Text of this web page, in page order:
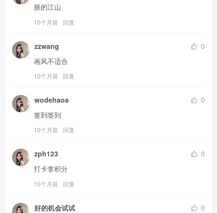
朕的江山
10个月前 回复
zzwang
0
画风不适合
10个月前 回复
wodehaoa
0
签到签到
10个月前 回复
zph123
0
打卡拿积分
10个月前 回复
好的机会试试
0